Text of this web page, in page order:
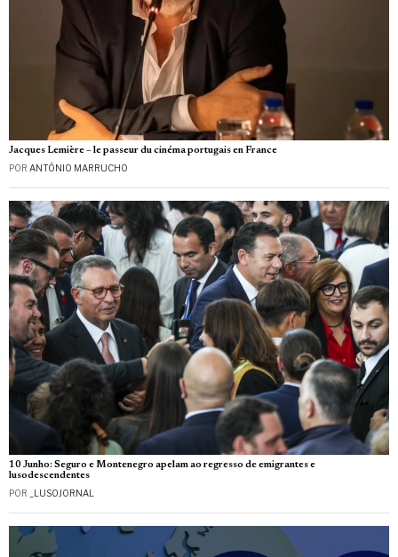
Jacques Lemière – le passeur du cinéma portugais en France
POR ANTÓNIO MARRUCHO
10 Junho: Seguro e Montenegro apelam ao regresso de emigrantes e
lusodescendentes
POR _LUSOJORNAL